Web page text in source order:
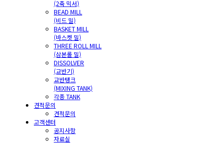
(2축 믹서)
BEAD MILL
(비드 밀)
BASKET MILL
(바스켓 밀)
THREE ROLL MILL
(삼본롤 밀)
DISSOLVER
(교반기)
교반탱크
(MIXING TANK)
각종 TANK
견적문의
견적문의
고객센터
공지사항
자료실